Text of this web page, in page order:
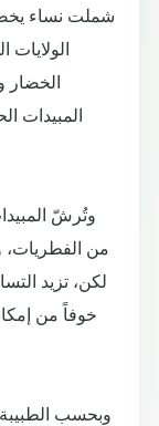
الخضار
المبيدات
وتُرشّ
من الفطريات،
لكن، تزيد
خوفاً من
وبحسب